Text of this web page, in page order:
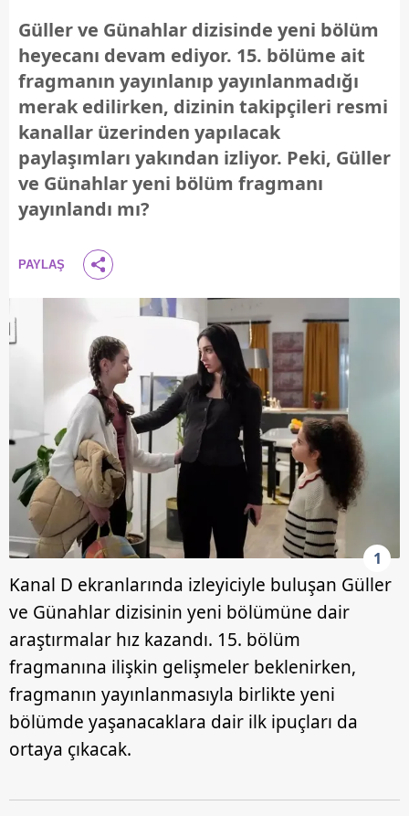
Güller ve Günahlar dizisinde yeni bölüm
heyecanı devam ediyor. 15. bölüme ait
fragmanın yayınlanıp yayınlanmadığı
merak edilirken, dizinin takipçileri resmi
kanallar üzerinden yapılacak
paylaşımları yakından izliyor. Peki, Güller
ve Günahlar yeni bölüm fragmanı
yayınlandı mı?
PAYLAŞ
1
Kanal D ekranlarında izleyiciyle buluşan Güller
ve Günahlar dizisinin yeni bölümüne dair
araştırmalar hız kazandı. 15. bölüm
fragmanına ilişkin gelişmeler beklenirken,
fragmanın yayınlanmasıyla birlikte yeni
bölümde yaşanacaklara dair ilk ipuçları da
ortaya çıkacak.